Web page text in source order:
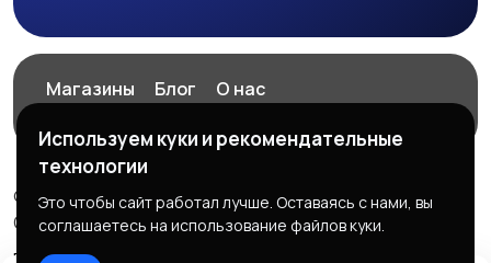
Магазины Блог
О нас
© 2026 ExZz.ru - Маркетплейс Экспресс Заказ
ООО "ЭКЗЗ", ОГРН: 888333777444
Используем куки и рекомендательные
технологии
Это чтобы сайт работал лучше. Оставаясь с нами, вы
соглашаетесь на использование файлов куки.